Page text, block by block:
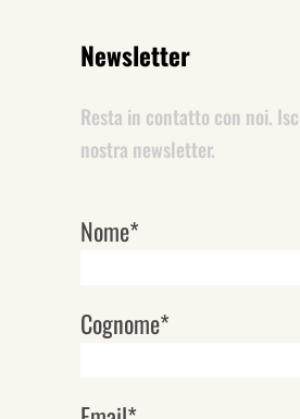
Newsletter
Resta in contatto con noi.
nostra newsletter.
Newsletter
Nome*
Cognome*